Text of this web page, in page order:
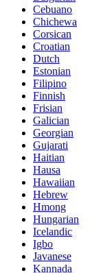
Cebuano
Chichewa
Corsican
Croatian
Dutch
Estonian
Filipino
Finnish
Frisian
Galician
Georgian
Gujarati
Haitian
Hausa
Hawaiian
Hebrew
Hmong
Hungarian
Icelandic
Igbo
Javanese
Kannada